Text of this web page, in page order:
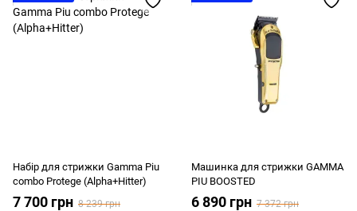
Набір для стрижки Gamma Piu
combo Protege (Alpha+Hitter)
7 700 грн 8 239 грн
Машинка для стрижки GAMMA
PIU BOOSTED
6 890 грн 7 372 грн